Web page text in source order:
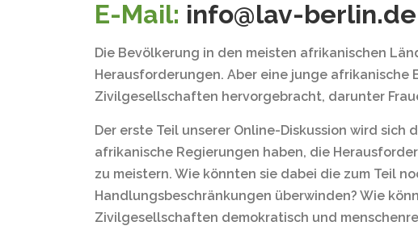
E-Mail: info@lav-berlin.de
Die Bevölkerung in den meisten afrikanischen
Herausforderungen. Aber eine junge
Zivilgesellschaften hervorgebracht, darunter
Der erste Teil unserer Online-Diskussion wird
afrikanische Regierungen haben, die
zu meistern. Wie könnten sie dabei die zum Teil
Handlungsbeschränkungen überwinden? Wie
Zivilgesellschaften demokratisch und